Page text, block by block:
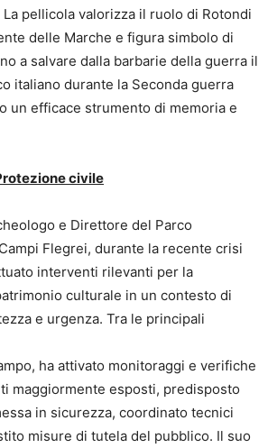
pellicola valorizza il ruolo di Rotondi
delle Marche e figura simbolo di
a salvare dalla barbarie della guerra il
italiano durante la Seconda guerra
un efficace strumento di memoria e
civile
e Direttore del Parco
Flegrei, durante la recente crisi
interventi rilevanti per la
culturale in un contesto di
e urgenza. Tra le principali
ha attivato monitoraggi e verifiche
maggiormente esposti, predisposto
in sicurezza, coordinato tecnici
misure di tutela del pubblico. Il suo